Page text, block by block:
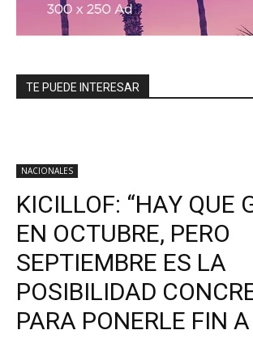
TE PUEDE INTERESAR